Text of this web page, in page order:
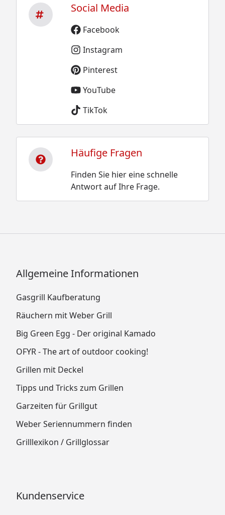
Social Media
Facebook
Instagram
Pinterest
YouTube
TikTok
Häufige Fragen
Finden Sie hier eine schnelle
Antwort auf Ihre Frage.
Allgemeine Informationen
Gasgrill Kaufberatung
Räuchern mit Weber Grill
Big Green Egg - Der original Kamado
OFYR - The art of outdoor cooking!
Grillen mit Deckel
Tipps und Tricks zum Grillen
Garzeiten für Grillgut
Weber Seriennummern finden
Grilllexikon / Grillglossar
Kundenservice